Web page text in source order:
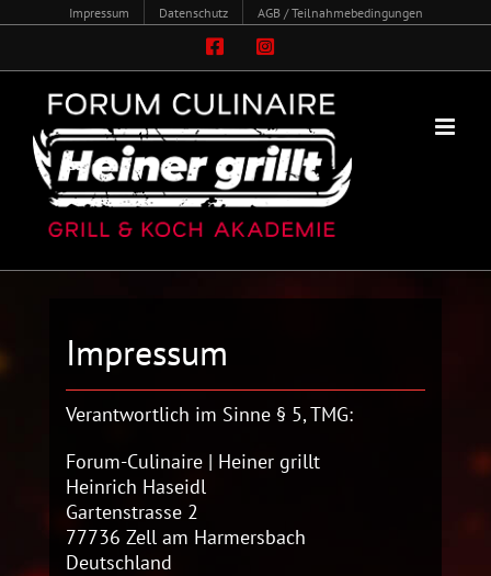
Impressum Datenschutz AGB / Teilnahmebedingungen
Facebook
Instagram
Impressum
Verantwortlich im Sinne § 5, TMG:
Forum-Culinaire | Heiner grillt
Heinrich Haseidl
Gartenstrasse 2
77736 Zell am Harmersbach
Deutschland